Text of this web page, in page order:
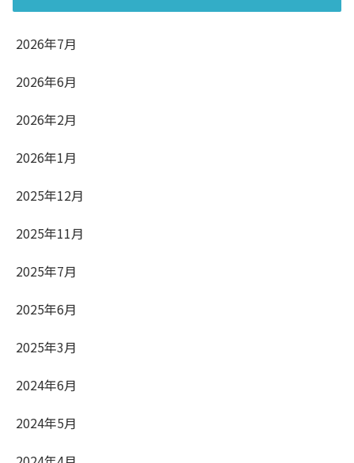
2026年7月
2026年6月
2026年2月
2026年1月
2025年12月
2025年11月
2025年7月
2025年6月
2025年3月
2024年6月
2024年5月